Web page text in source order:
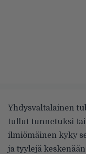
Yhdysvaltalainen
tullut tunnetuksi
ilmiömäinen kyky
ja tyylejä